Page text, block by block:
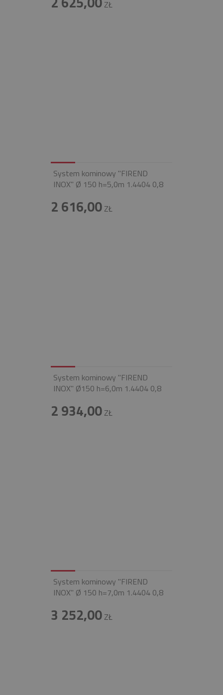
ZŁ
System kominowy "FIREND
INOX" Ø 150 h=5,0m 1.4404 0,8
2 616,00ZŁ
System kominowy "FIREND
INOX" Ø150 h=6,0m 1.4404 0,8
2 934,00ZŁ
System kominowy "FIREND
INOX" Ø 150 h=7,0m 1.4404 0,8
3 252,00ZŁ